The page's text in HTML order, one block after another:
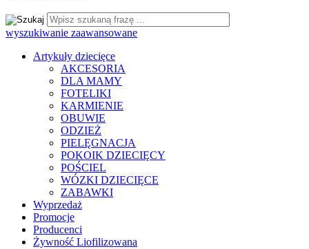
wyszukiwanie zaawansowane
Artykuły dziecięce
AKCESORIA
DLA MAMY
FOTELIKI
KARMIENIE
OBUWIE
ODZIEŻ
PIELĘGNACJA
POKOIK DZIECIĘCY
POŚCIEL
WÓZKI DZIECIĘCE
ZABAWKI
Wyprzedaż
Promocje
Producenci
Żywność Liofilizowana